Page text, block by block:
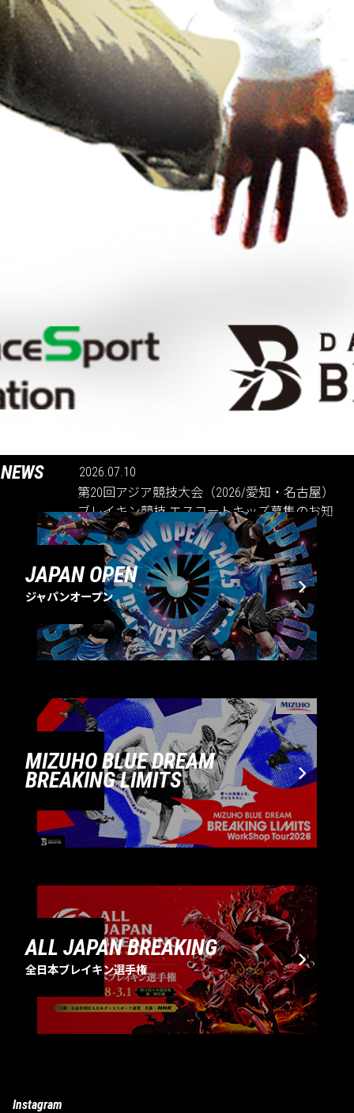
NEWS
2026.07.10
第20回アジア競技大会（2026/愛知・名古屋）
ブレイキン競技 エスコートキッズ募集のお知
らせ
JAPAN OPEN
ジャパンオープン
MIZUHO BLUE DREAM
BREAKING LIMITS
ALL JAPAN BREAKING
全日本ブレイキン選手権
Instagram